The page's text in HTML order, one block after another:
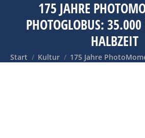
175 JAHRE
PHOTOGLOBUS:
HALBZEIT
Sie befinden sich hier:
Start Kultur 175 Jahre